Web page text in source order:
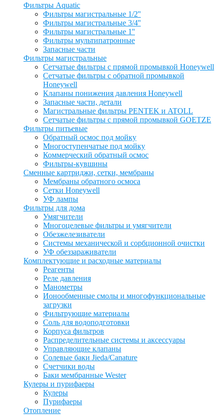
Фильтры Aquatic
Фильтры магистральные 1/2''
Фильтры магистральные 3/4''
Фильтры магистральные 1''
Фильтры мультипатронные
Запасные части
Фильтры магистральные
Сетчатые фильтры с прямой промывкой Honeywell
Сетчатые фильтры с обратной промывкой
Honeywell
Клапаны понижения давления Honeywell
Запасные части, детали
Магистральные фильтры PENTEK и ATOLL
Сетчатые фильтры с прямой промывкой GOETZE
Фильтры питьевые
Обратный осмос под мойку
Многоступенчатые под мойку
Коммерческий обратный осмос
Фильтры-кувшины
Сменные картриджи, сетки, мембраны
Мембраны обратного осмоса
Сетки Honeywell
УФ лампы
Фильтры для дома
Умягчители
Многоцелевые фильтры и умягчители
Обезжелезиватели
Системы механической и сорбционной очистки
УФ обеззараживатели
Комплектующие и расходные материалы
Реагенты
Реле давления
Манометры
Ионообменные смолы и многофункциональные
загрузки
Фильтрующие материалы
Соль для водоподготовки
Корпуса фильтров
Распределительные системы и аксессуары
Управляющие клапаны
Солевые баки Jieda/Canature
Счетчики воды
Баки мембранные Wester
Кулеры и пурифаеры
Кулеры
Пурифаеры
Отопление